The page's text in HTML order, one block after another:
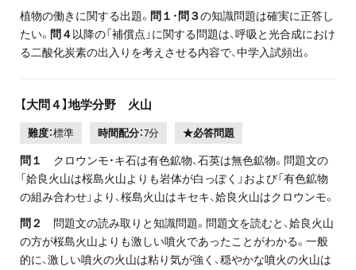
植物の働きに関する出題。 問１ ・ 問３の知識問題は確実に正答し
たい。 問４ 以降の「補償点」に関する問題は、呼吸と光合成におけ
る二酸化炭素の出入りを考えさせる内容で、中学入試頻出。
【大問４】地学分野 火山
難度：標準 時間配分：7分 ★必答問題
問１ クロウンモ・キ石は有色鉱物、石英は無色鉱物。問題文の
「姶良火山は桜島火山よりも岩体が白っぽく」および「有色鉱物
の組み合わせ」より、桜島火山はキセキ、姶良火山はクロウンモ。
問２
問題文の読み取りと知識問題。問題文を読むと、姶良火山
の方が桜島火山よりも激しい噴火であったことがわかる。一般
的に、激しい噴火の火山は粘り気が強く、穏やかな噴火の火山は